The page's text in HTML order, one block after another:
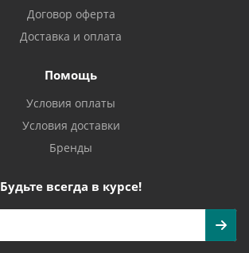
Договор оферта
Доставка и оплата
Помощь
Условия оплаты
Условия доставки
Бренды
Будьте всегда в курсе!